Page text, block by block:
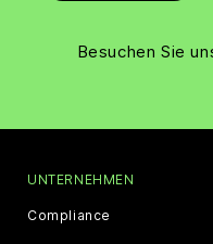
Besuchen Sie
UNTERNEHMEN
Compliance